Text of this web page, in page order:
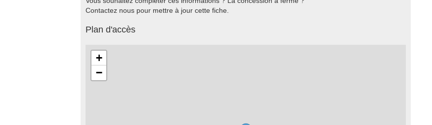
Contactez nous pour mettre à jour cette fiche.
Plan d'accès
+
−